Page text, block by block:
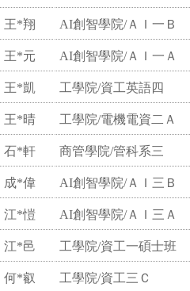
王*翔 AI創智學院/ＡＩ一Ｂ
王*元 AI創智學院/ＡＩ一Ａ
王*凱 工學院/資工英語四
王*晴 工學院/電機電資二Ａ
石*軒 商管學院/管科系三
成*偉 AI創智學院/ＡＩ三Ｂ
江*愷 AI創智學院/ＡＩ三Ａ
江*邑 工學院/資工一碩士班
何*叡 工學院/資工三Ｃ